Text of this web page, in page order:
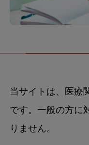
当サイトは、医療
です。一般の方に
りません。